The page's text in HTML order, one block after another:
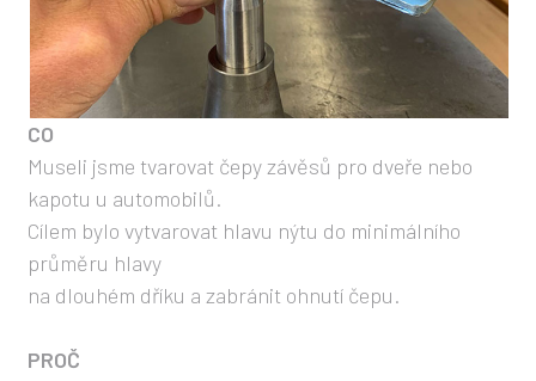
CO
Museli jsme tvarovat čepy závěsů pro dveře nebo
kapotu u automobilů.
Cílem bylo vytvarovat hlavu nýtu do minimálního
průměru hlavy
na dlouhém dříku a zabránit ohnutí čepu.
PROČ